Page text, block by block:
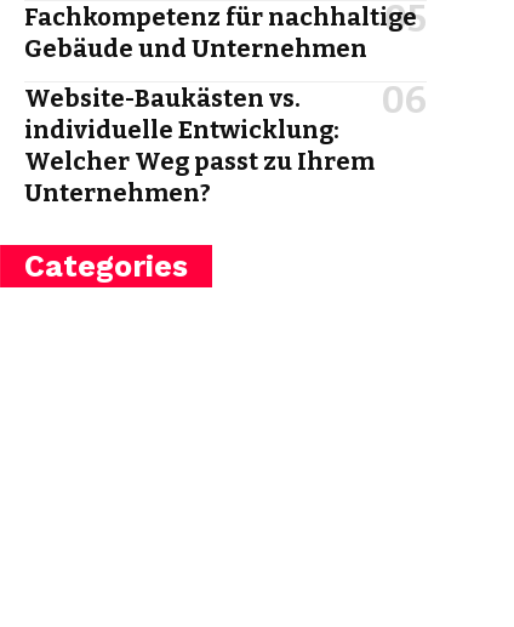
Fachkompetenz für nachhaltige
Gebäude und Unternehmen
Website-Baukästen vs.
individuelle Entwicklung:
Welcher Weg passt zu Ihrem
Unternehmen?
Categories